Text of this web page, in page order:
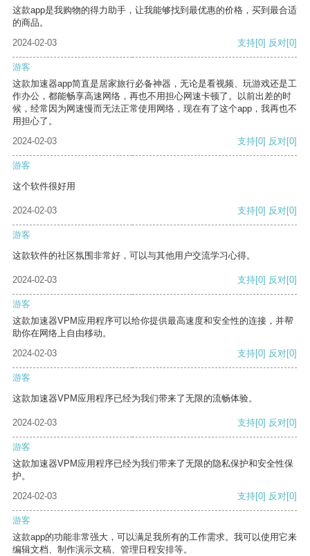
这款app是我购物的得力助手，让我能够找到最优惠的价格，买到最合适
的商品。
2024-02-03
支持[0] 反对[0]
游客
这款加速器app简直是居家旅行必备神器，无论是看视频、玩游戏还是工
作办公，都能畅享高速网络，再也不用担心网速卡顿了。以前出差的时
候，经常因为网速慢而无法正常使用网络，现在有了这个app，我再也不
用担心了。
2024-02-03
支持[0] 反对[0]
游客
这个软件很好用
2024-02-03 支持[0] 反对[0]
游客
这款软件的社区氛围非常好，可以与其他用户交流学习心得。
2024-02-03 支持[0] 反对[0]
游客
这款加速器VPM应用程序可以给你提供最高速度和安全性的连接，并帮
助你在网络上自由移动。
2024-02-03
支持[0] 反对[0]
游客
这款加速器VPM应用程序已经为我们带来了无限的流畅体验。
2024-02-03 支持[0] 反对[0]
游客
这款加速器VPM应用程序已经为我们带来了无限的隐私保护和安全性保
护。
2024-02-03
支持[0] 反对[0]
游客
这款app的功能非常强大，可以满足我所有的工作需求。我可以使用它来
编辑文档、制作演示文稿、管理日程安排等。